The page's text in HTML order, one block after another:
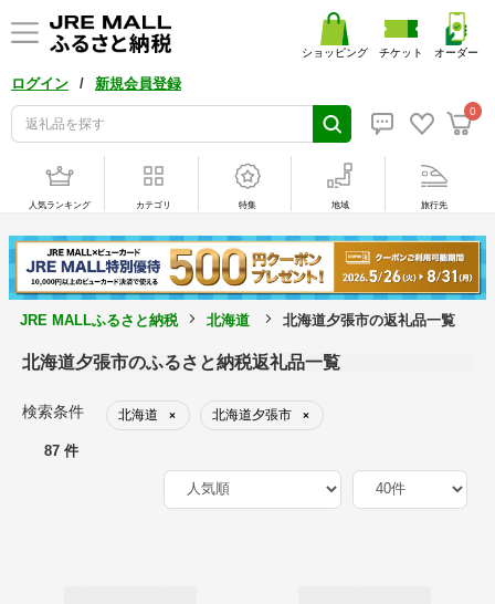
ログイン / 新規会員登録
0
ショッピング チケット オーダー
人気ランキング カテゴリ 特集 地域 旅行先
JRE MALLふるさと納税 北海道 北海道夕張市の返礼品一覧
北海道夕張市のふるさと納税返礼品一覧
検索条件 北海道 × 北海道夕張市 ×
87 件